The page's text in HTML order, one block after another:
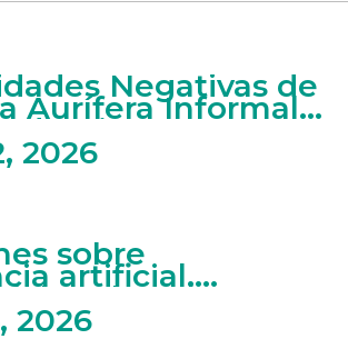
Negativas de
Aurífera Informal
de Dios
2026
sobre
artificial,
y artes
2026